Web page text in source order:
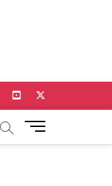
YoutubeTwitter
M